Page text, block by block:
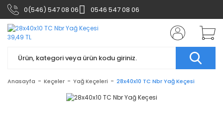
0(546) 547 08 06 0546 547 08 06
Anasayfa Keçeler Yağ Keçeleri 28x40x10 TC Nbr Yağ Keçesi